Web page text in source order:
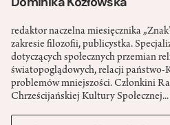
redaktor naczelna miesięcznika
zakresie filozofii, publicystka.
dotyczących społecznych przemian
światopoglądowych, relacji państwo-­
problemów mniejszości. Członkini
Chrześcijańskiej Kultury Społecznej...